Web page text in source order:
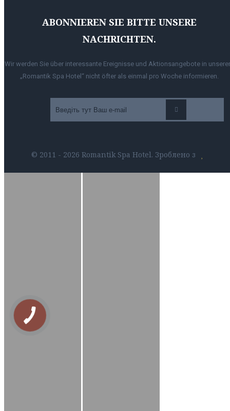
ABONNIEREN SIE BITTE UNSERE
NACHRICHTEN.
Wir werden Sie über interessante Ereignisse und Aktionsangebote in
„Romantik Spa Hotel“ nicht öfter als einmal pro Woche informieren.
© 2011 - 2026 Romantik Spa Hotel. Зроблено з